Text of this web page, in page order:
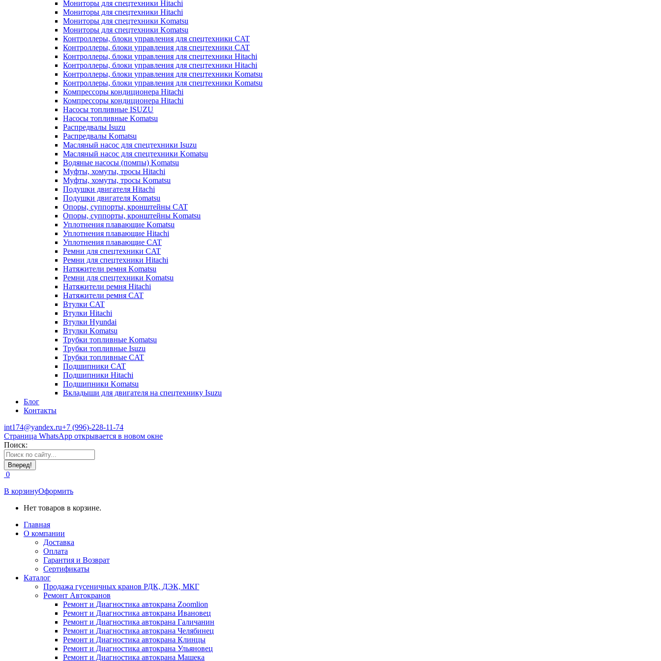
Мониторы для спецтехники Hitachi
Мониторы для спецтехники Hitachi
Мониторы для спецтехники Komatsu
Мониторы для спецтехники Komatsu
Контроллеры, блоки управления для спецтехники CAT
Контроллеры, блоки управления для спецтехники CAT
Контроллеры, блоки управления для спецтехники Hitachi
Контроллеры, блоки управления для спецтехники Hitachi
Контроллеры, блоки управления для спецтехники Komatsu
Контроллеры, блоки управления для спецтехники Komatsu
Компрессоры кондиционера Hitachi
Компрессоры кондиционера Hitachi
Насосы топливные ISUZU
Насосы топливные Komatsu
Распредвалы Isuzu
Распредвалы Komatsu
Масляный насос для спецтехники Isuzu
Масляный насос для спецтехники Komatsu
Водяные насосы (помпы) Komatsu
Муфты, хомуты, тросы Hitachi
Муфты, хомуты, тросы Komatsu
Подушки двигателя Hitachi
Подушки двигателя Komatsu
Опоры, суппорты, кронштейны CAT
Опоры, суппорты, кронштейны Komatsu
Уплотнения плавающие Komatsu
Уплотнения плавающие Hitachi
Уплотнения плавающие CAT
Ремни для спецтехники CAT
Ремни для спецтехники Hitachi
Натяжители ремня Komatsu
Ремни для спецтехники Komatsu
Натяжители ремня Hitachi
Натяжители ремня CAT
Втулки CAT
Втулки Hitachi
Втулки Hyundai
Втулки Komatsu
Трубки топливные Komatsu
Трубки топливные Isuzu
Трубки топливные CAT
Подшипники CAT
Подшипники Hitachi
Подшипники Komatsu
Вкладыши для двигателя на спецтехнику Isuzu
Блог
Контакты
int174@yandex.ru+7 (996)-228-11-74
Страница WhatsApp открывается в новом окне
Поиск:
0
В корзинуОформить
Нет товаров в корзине.
Главная
О компании
Доставка
Оплата
Гарантия и Возврат
Сертификаты
Каталог
Продажа гусеничных кранов РДК, ДЭК, МКГ
Ремонт Автокранов
Ремонт и Диагностика автокрана Zoomlion
Ремонт и Диагностика автокрана Ивановец
Ремонт и Диагностика автокрана Галичанин
Ремонт и Диагностика автокрана Челябинец
Ремонт и Диагностика автокрана Клинцы
Ремонт и Диагностика автокрана Ульяновец
Ремонт и Диагностика автокрана Машека